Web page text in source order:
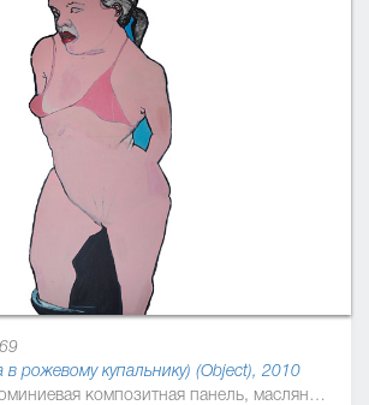
в рожевому купальнику) (Object), 2010
373 x 149 см, алюминиевая композитная панель, масляная краска